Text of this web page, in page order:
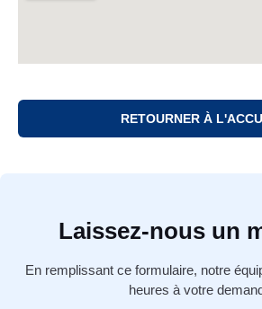
RETOURNER À
Laissez-nous un
En remplissant ce formulaire, notre
heures à votre